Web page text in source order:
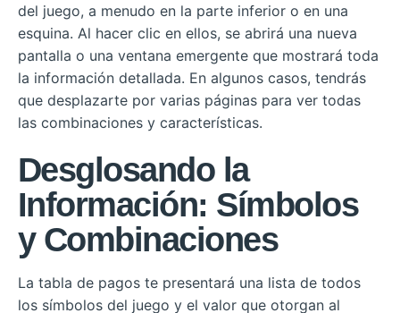
del juego, a menudo en la parte inferior o en una
esquina. Al hacer clic en ellos, se abrirá una nueva
pantalla o una ventana emergente que mostrará toda
la información detallada. En algunos casos, tendrás
que desplazarte por varias páginas para ver todas
las combinaciones y características.
Desglosando la
Información: Símbolos
y Combinaciones
La tabla de pagos te presentará una lista de todos
los símbolos del juego y el valor que otorgan al